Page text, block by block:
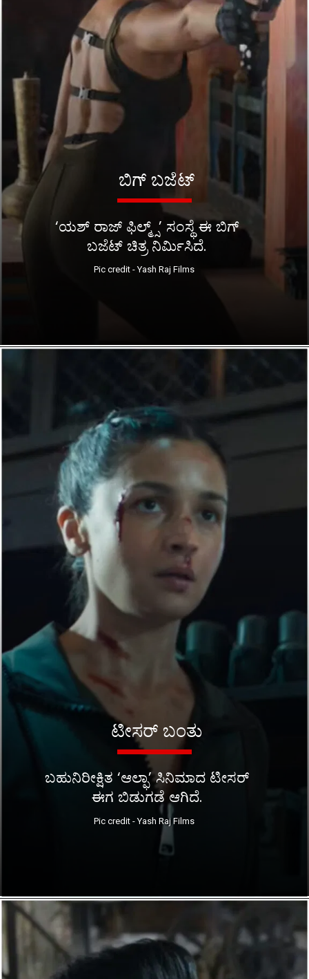
‘ಯಶ್ ರಾಜ್ ಫಿಲ್ಮ್ಸ್’ ಸಂಸ್ಥೆ ಈ ಬಿಗ್
ಬಜೆಟ್ ಚಿತ್ರ ನಿರ್ಮಿಸಿದೆ.
ಬಿಗ್ ಬಜೆಟ್
Pic credit - Yash Raj Films
ಬಹುನಿರೀಕ್ಷಿತ ‘ಆಲ್ಫಾ’ ಸಿನಿಮಾದ ಟೀಸರ್
ಈಗ ಬಿಡುಗಡೆ ಆಗಿದೆ.
ಟೀಸರ್ ಬಂತು
Pic credit - Yash Raj Films